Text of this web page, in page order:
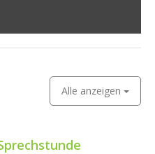
Alle anzeigen